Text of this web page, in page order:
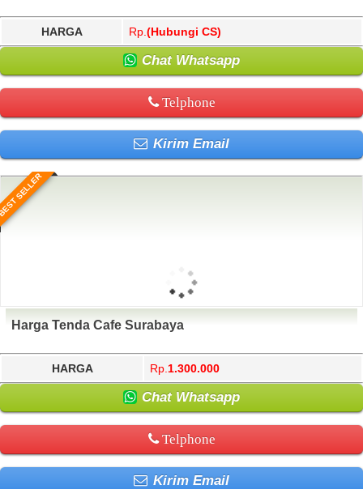
HARGA Rp. (Hubungi CS)
Chat Whatsapp
Telphone
Kirim Email
SELLER
Harga Tenda Cafe Surabaya
HARGA Rp. 1.300.000
Chat Whatsapp
Telphone
Kirim Email